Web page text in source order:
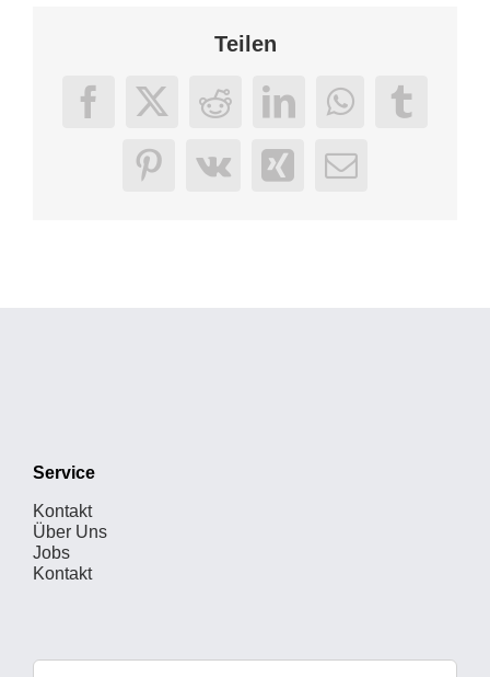
Teilen
Facebook
X RedditLinkedInWhatsApp
Pinterest
Vk XingE-
Service
Kontakt
Über Uns
Jobs
Kontakt
Suche